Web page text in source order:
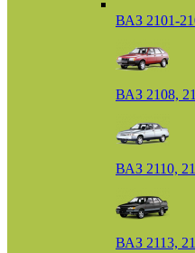
ВАЗ 2101-
ВАЗ 2108,
ВАЗ 2110,
ВАЗ 2113,